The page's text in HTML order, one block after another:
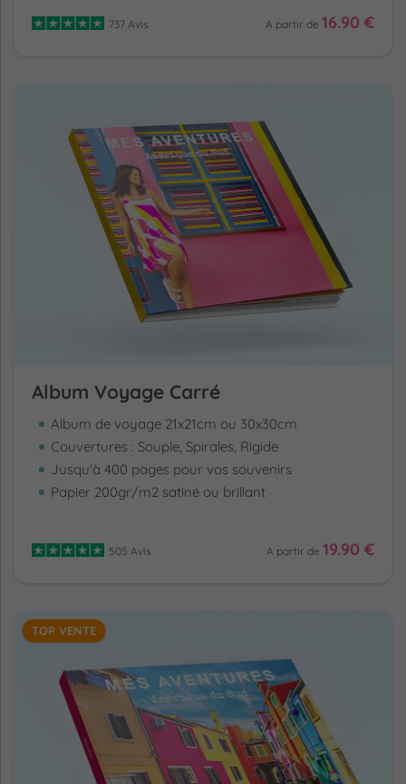
737 Avis A partir de 16.90 €
Album Voyage Carré
Album de voyage 21x21cm ou 30x30cm
Couvertures : Souple, Spirales, Rigide
Jusqu'à 400 pages pour vos souvenirs
Papier 200gr/m2 satiné ou brillant
505 Avis A partir de 19.90 €
TOP VENTE